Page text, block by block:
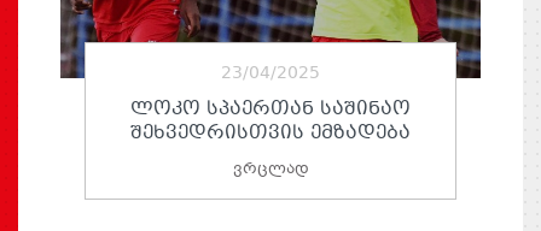
23/04/2025
ᲚᲝᲙᲝ ᲡᲞᲐᲔᲠᲗᲐᲜ ᲡᲐᲨᲘᲜᲐᲝ
ᲨᲔᲮᲕᲔᲓᲠᲘᲡᲗᲕᲘᲡ ᲔᲛᲖᲐᲓᲔᲑᲐ
ვრცლად